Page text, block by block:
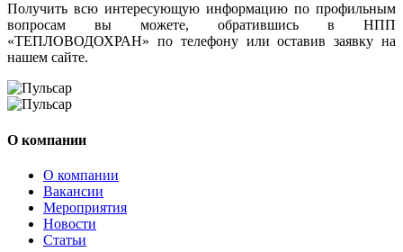
Получить всю интересующую информацию по профильным
вопросам вы можете, обратившись в НПП
«ТЕПЛОВОДОХРАН» по телефону или оставив заявку на
нашем сайте.
О компании
О компании
Вакансии
Мероприятия
Новости
Статьи